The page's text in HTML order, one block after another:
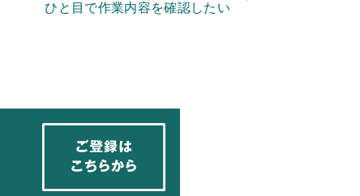
ひと目で作業内容を確認したい